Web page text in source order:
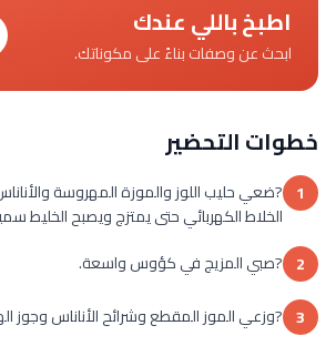
اطبخ باللي عندك
ابحث عن وصفات بناءً على مكوناتك.
خطوات التحضير
1 ?ضعي حليب اللوز والموزة المهروسة
الخلاط الكهربائي حتى يمتزج ويصبح الخليط
2 ?صبي المزيج في كؤوس واسعة.
3 ?وزعي الموز المقطع وشرائح الأناناس وجوز